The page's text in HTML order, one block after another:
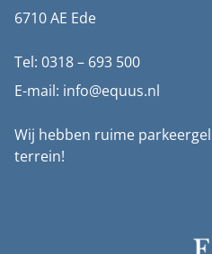
6710 AE Ede
Tel: 0318 – 693 500
E-mail: info@equus.nl
Wij hebben ruime
terrein!